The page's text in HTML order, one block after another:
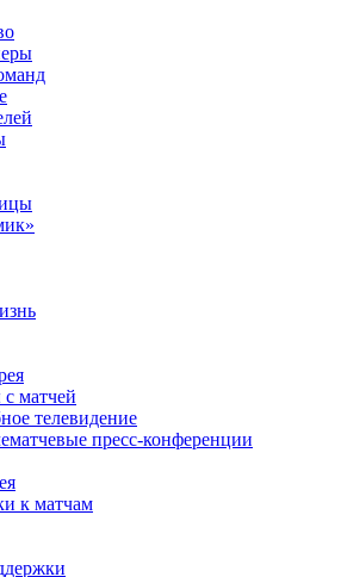
матчей
телевидение
пресс-конференции
к матчам